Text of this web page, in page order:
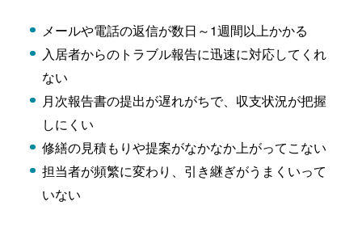
メールや電話の返信が数日～1週間以上かかる
入居者からのトラブル報告に迅速に対応してくれ
ない
月次報告書の提出が遅れがちで、収支状況が把握
しにくい
修繕の見積もりや提案がなかなか上がってこない
担当者が頻繁に変わり、引き継ぎがうまくいって
いない